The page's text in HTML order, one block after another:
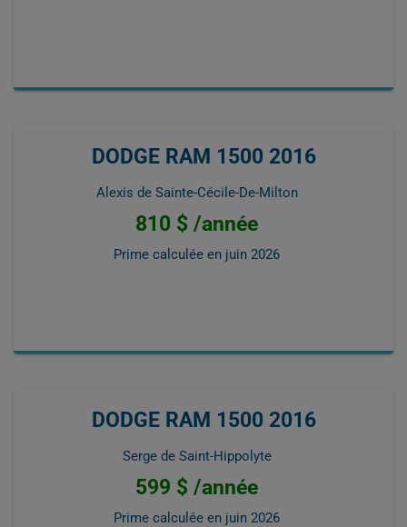
DODGE RAM 1500 2016
Alexis de Sainte-Cécile-De-Milton
810 $ /année
Prime calculée en juin 2026
DODGE RAM 1500 2016
Serge de Saint-Hippolyte
599 $ /année
Prime calculée en juin 2026